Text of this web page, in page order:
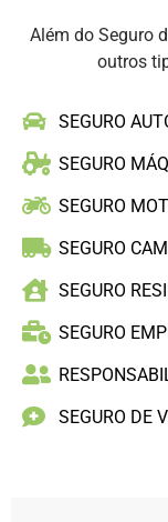
Além do Seguro
outros
SEGURO
SEGURO
SEGURO
SEGURO
SEGURO
SEGURO
SEGURO DE